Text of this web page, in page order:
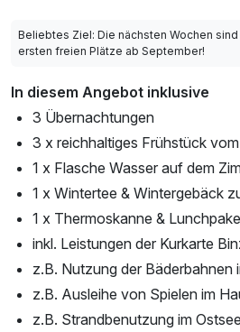
Beliebtes Ziel: Die nächsten Wochen
ersten freien Plätze ab September!
In diesem Angebot inklusive
3 Übernachtungen
3 x reichhaltiges Frühstück
1 x Flasche Wasser auf dem
1 x Wintertee & Wintergebäck
1 x Thermoskanne &
inkl. Leistungen der Kurkarte
z.B. Nutzung der Bäderbahnen
z.B. Ausleihe von Spielen im
z.B. Strandbenutzung im